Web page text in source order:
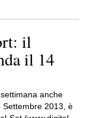
il
il 14
anche
Settembre 2013, è